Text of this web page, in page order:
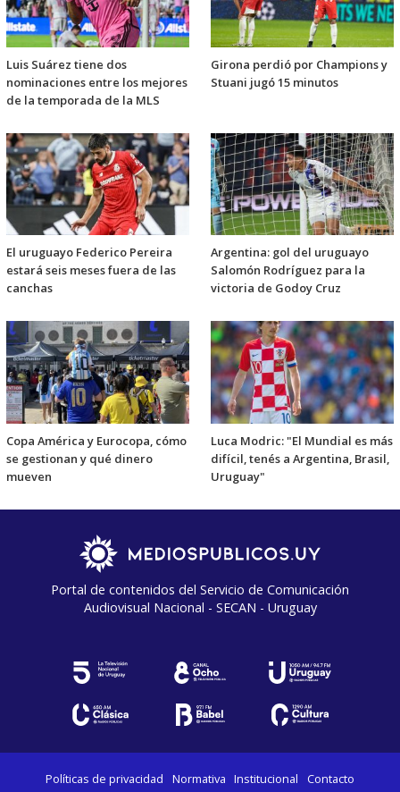
Luis Suárez tiene dos
nominaciones entre los mejores
de la temporada de la MLS
Girona perdió por Champions y
Stuani jugó 15 minutos
El uruguayo Federico Pereira
estará seis meses fuera de las
canchas
Argentina: gol del uruguayo
Salomón Rodríguez para la
victoria de Godoy Cruz
Copa América y Eurocopa, cómo
se gestionan y qué dinero
mueven
Luca Modric: "El Mundial es más
difícil, tenés a Argentina, Brasil,
Uruguay"
Portal de contenidos del Servicio de Comunicación
Audiovisual Nacional - SECAN - Uruguay
Políticas de privacidad Normativa Institucional Contacto